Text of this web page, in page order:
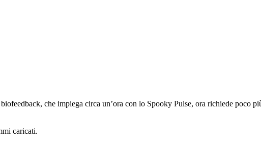
che impiega circa un’ora con lo Spooky Pulse, ora richiede poco
caricati.